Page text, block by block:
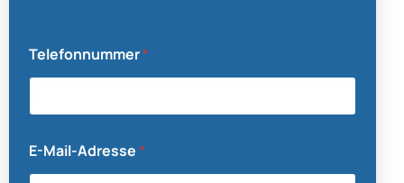
Telefonnummer*
E-Mail-Adresse*